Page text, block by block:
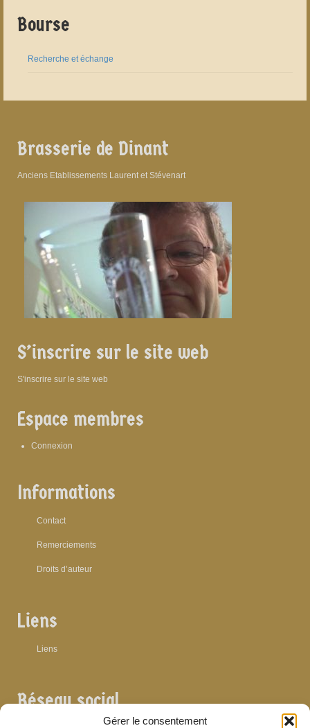
Gérer le consentement
Bourse
Recherche et échange
Brasserie de Dinant
Anciens Etablissements Laurent et Stévenart
S’inscrire sur le site web
S'inscrire sur le site web
Espace membres
Connexion
Informations
Contact
Remerciements
Droits d’auteur
Liens
Liens
Réseau social